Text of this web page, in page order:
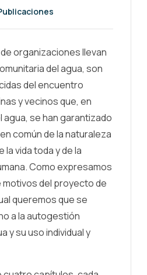
organizaciones llevan
del agua, son
del encuentro
y vecinos que, en
se han garantizado
común de la naturaleza
la vida toda y de la
Como expresamos
motivos del proyecto de
queremos que se
a la autogestión
y su uso individual y